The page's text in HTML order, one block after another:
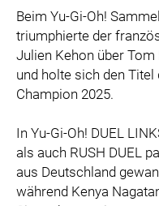
Beim Yu-Gi-Oh!
triumphierte der
Julien Kehon über
und holte sich den Titel
Champion 2025.
In Yu-Gi-Oh! DUEL
als auch RUSH DUEL
aus Deutschland
während Kenya